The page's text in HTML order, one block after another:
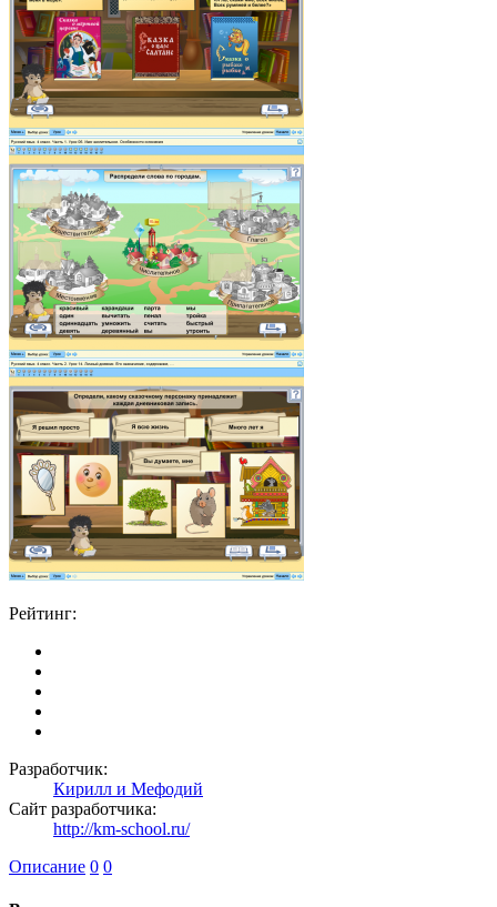
Рейтинг:
Разработчик:
Кирилл и Мефодий
Сайт разработчика:
http://km-school.ru/
Описание 0 0